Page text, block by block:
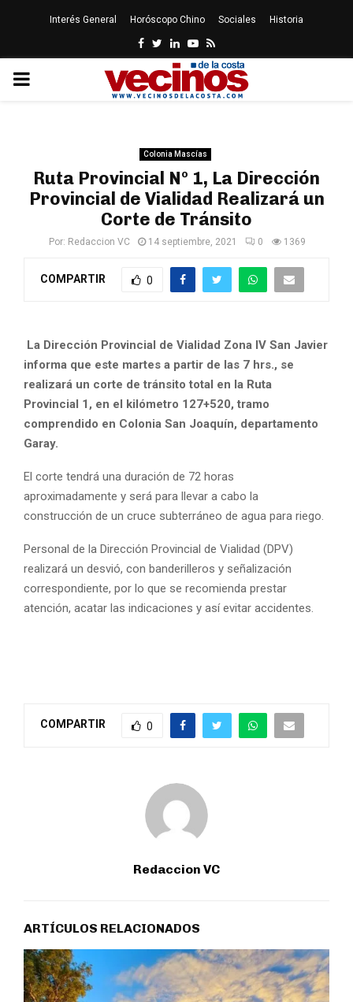
Interés General Horóscopo Chino Sociales Historia
Facebook
Twitter
LinkedinYoutube
Rss
PRIMARY
Colonia Mascías
Ruta Provincial Nº 1, La Dirección
Provincial de Vialidad Realizará un
Corte de Tránsito
Por: Redaccion VC 14 septiembre, 2021 0 1369
COMPARTIR 0
La Dirección Provincial de Vialidad Zona IV San Javier
informa que este martes a partir de las 7 hrs., se
realizará un corte de tránsito total en la Ruta
Provincial 1, en el kilómetro 127+520, tramo
comprendido en Colonia San Joaquín, departamento
Garay.
El corte tendrá una duración de 72 horas
aproximadamente y será para llevar a cabo la
construcción de un cruce subterráneo de agua para riego.
Personal de la Dirección Provincial de Vialidad (DPV)
realizará un desvió, con banderilleros y señalización
correspondiente, por lo que se recomienda prestar
atención, acatar las indicaciones y así evitar accidentes.
COMPARTIR 0
Redaccion VC
ARTÍCULOS RELACIONADOS